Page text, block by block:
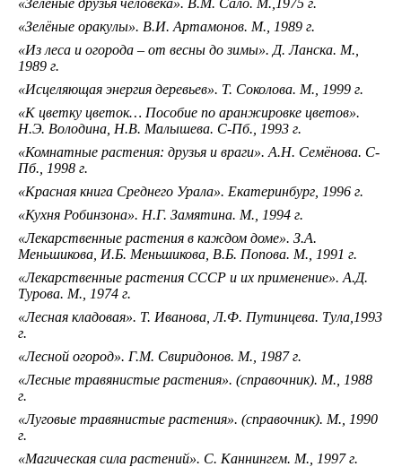
«Зелёные друзья человека». В.М. Сало. М.,1975 г.
«Зелёные оракулы». В.И. Артамонов. М., 1989 г.
«Из леса и огорода – от весны до зимы». Д. Ланска. М.,
1989 г.
«Исцеляющая энергия деревьев». Т. Соколова. М., 1999 г.
«К цветку цветок… Пособие по аранжировке цветов».
Н.Э. Володина, Н.В. Малышева. С-Пб., 1993 г.
«Комнатные растения: друзья и враги». А.Н. Семёнова. С-
Пб., 1998 г.
«Красная книга Среднего Урала». Екатеринбург, 1996 г.
«Кухня Робинзона». Н.Г. Замятина. М., 1994 г.
«Лекарственные растения в каждом доме». З.А.
Меньшикова, И.Б. Меньшикова, В.Б. Попова. М., 1991 г.
«Лекарственные растения СССР и их применение». А.Д.
Турова. М., 1974 г.
«Лесная кладовая». Т. Иванова, Л.Ф. Путинцева. Тула,1993
г.
«Лесной огород». Г.М. Свиридонов. М., 1987 г.
«Лесные травянистые растения». (справочник). М., 1988
г.
«Луговые травянистые растения». (справочник). М., 1990
г.
«Магическая сила растений». С. Каннингем. М., 1997 г.